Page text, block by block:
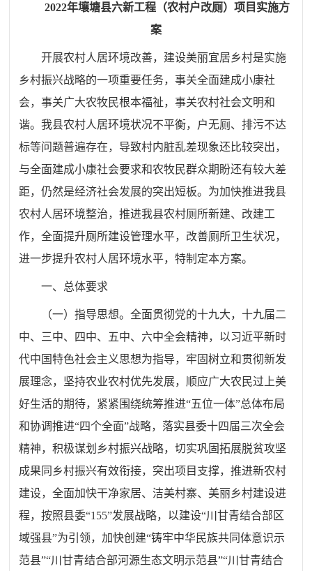
2022年壤塘县六新工程（农村户改厕）项目 实施方
案
开展农村人居环境改善，建设美丽宜居乡村是实施
乡村振兴战略的一项重要任务，事关全面建成小康社
会，事关广大农牧民根本福祉，事关农村社会文明和
谐。我县农村人居环境状况不平衡，户无厕、排污不达
标等问题普遍存在，导致村内脏乱差现象还比较突出，
与全面建成小康社会要求和农牧民群众期盼还有较大差
距，仍然是经济社会发展的突出短板。为加快推进我县
农村人居环境整治，推进我县农村厕所新建、改建工
作，全面提升厕所建设管理水平，改善厕所卫生状况，
进一步提升农村人居环境水平，特制定本方案。
一、总体要求
（一）指导思想。全面贯彻党的十九大，十九届二
中、三中、四中、五中、六中全会精神，以习近平新时
代中国特色社会主义思想为指导，牢固树立和贯彻新发
展理念，坚持农业农村优先发展，顺应广大农民过上美
好生活的期待，紧紧围绕统筹推进“五位一体”总体布局
和协调推进“四个全面”战略，落实县委十四届三次全会
精神，积极谋划乡村振兴战略，切实巩固拓展脱贫攻坚
成果同乡村振兴有效衔接，突出项目支撑，推进新农村
建设，全面加快干净家居、洁美村寨、美丽乡村建设进
程，按照县委“155”发展战略，以建设“川甘青结合部区
域强县”为引领，加快创建“铸牢中华民族共同体意识示
范县”“川甘青结合部河源生态文明示范县”“川甘青结合